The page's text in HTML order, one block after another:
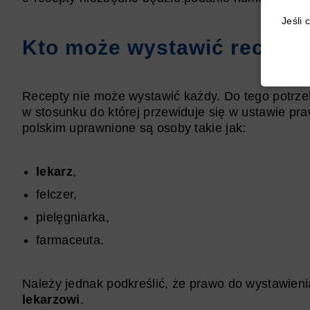
Jeśli
Kto może wystawić
Recepty nie może wystawić każdy. Do tego
w stosunku do której przewiduje się w ustawie
polskim uprawnione są osoby takie jak:
lekarz,
felczer,
pielęgniarka,
farmaceuta.
Należy jednak podkreślić, że prawo do
lekarzowi.